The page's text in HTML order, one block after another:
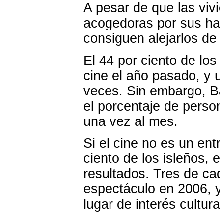
A pesar de que las
acogedoras por sus
consiguen alejarlos
El 44 por ciento de
cine el año pasado, y
veces. Sin embargo,
el porcentaje de
una vez al mes.
Si el cine no es un
ciento de los isleños,
resultados. Tres de
espectáculo en 2006,
lugar de interés